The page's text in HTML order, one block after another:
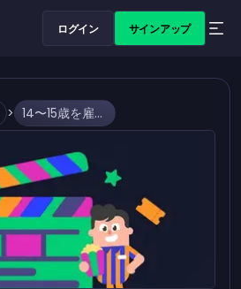
ログイン サインアップ
> 14〜15歳を雇用している7つの場所